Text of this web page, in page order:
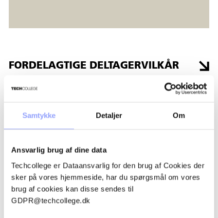
Samtykke Detaljer Om
Ansvarlig brug af dine data
Techcollege er Dataansvarlig for den brug af Cookies der
sker på vores hjemmeside, har du spørgsmål om vores
brug af cookies kan disse sendes til
GDPR@techcollege.dk
FORDELAGTIGE DELTAGERVILKÅR
BETALINGSBETINGELSER OG
AFBUDSREGLER
OVERNATNING